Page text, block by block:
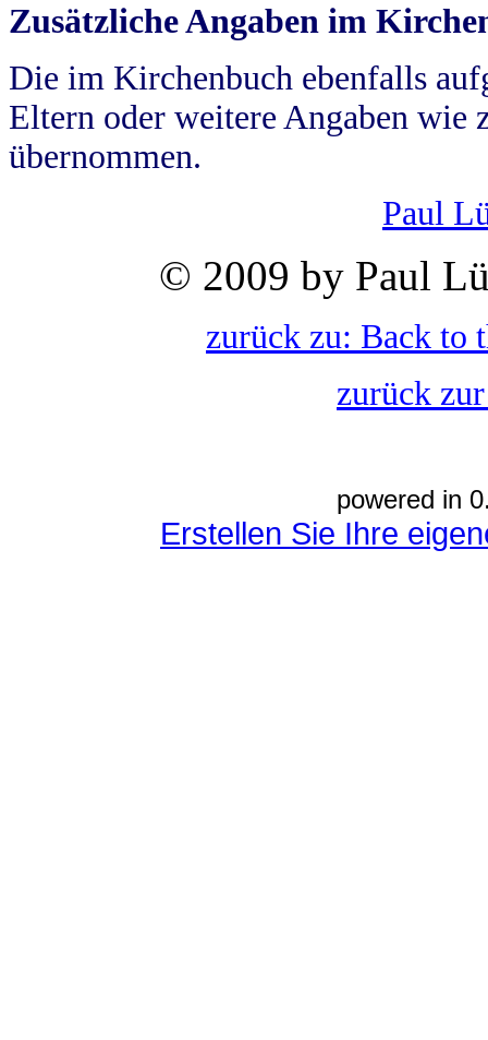
Zusätzliche Angaben im
Die im Kirchenbuch ebenfalls
Eltern oder weitere Angaben wie
übernommen.
Paul
© 2009 by Paul
zurück zu: Back to
zurück
powered in
Erstellen Sie Ihre